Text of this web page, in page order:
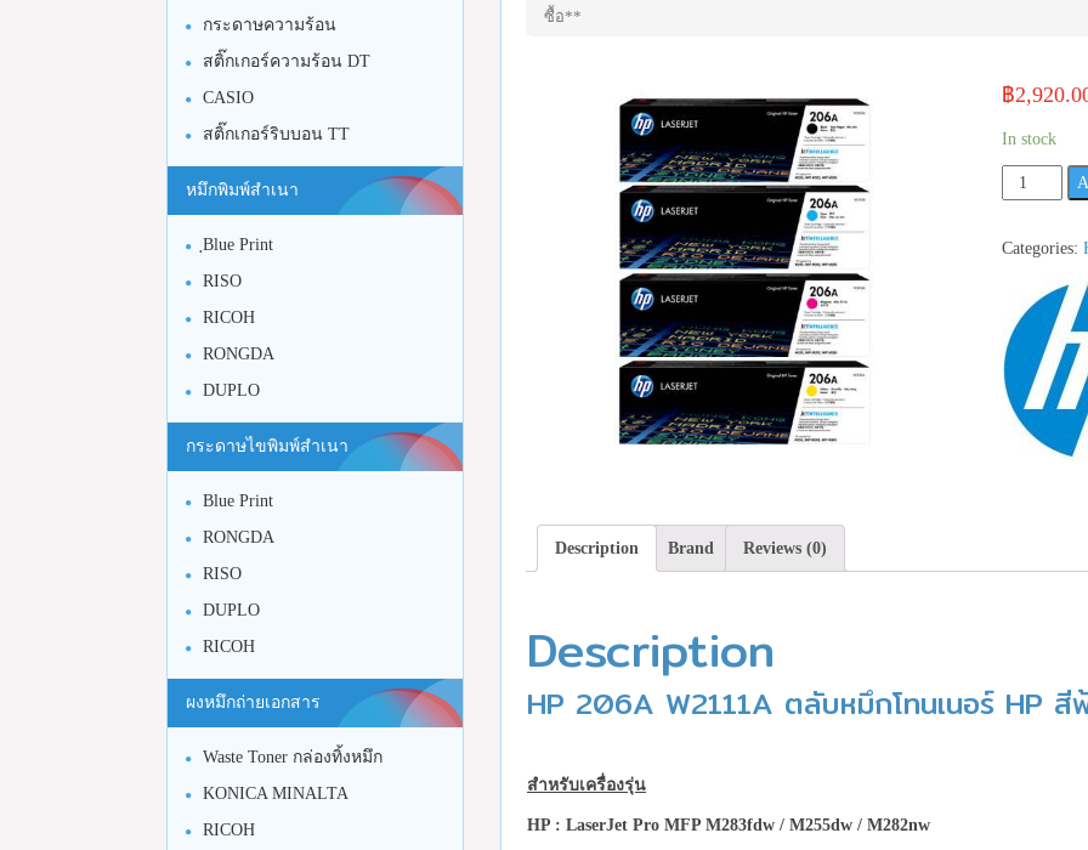
ซื้อ**
฿
In stock
HP
206A
ตลับ
โทนเนอร์
HP
สี
ฟ้า
รุ่น
นะคะ
ซื้อ**
Categories:
Description Brand Reviews (0)
Description
HP 206A W2111A ตลับหมึกโทนเนอร์ HP สี
สำหรับเครื่องรุ่น
HP : LaserJet Pro MFP M283fdw / M255dw / M282nw
กระดาษความร้อน
สติ๊กเกอร์ความร้อน DT
CASIO
สติ๊กเกอร์ริบบอน TT
หมึกพิมพ์สำเนา
ฺBlue Print
RISO
RICOH
RONGDA
DUPLO
กระดาษไขพิมพ์สำเนา
Blue Print
RONGDA
RISO
DUPLO
RICOH
ผงหมึกถ่ายเอกสาร
Waste Toner กล่องทิ้งหมึก
KONICA MINALTA
RICOH